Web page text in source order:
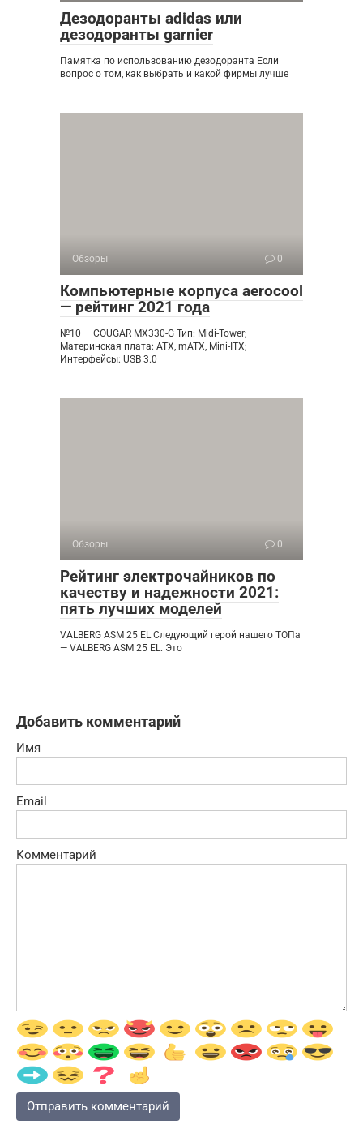
Дезодоранты adidas или
дезодоранты garnier
Памятка по использованию дезодоранта Если
вопрос о том, как выбрать и какой фирмы лучше
Обзоры 0
Компьютерные корпуса aerocool
— рейтинг 2021 года
№10 — COUGAR MX330-G Тип: Midi-Tower;
Материнская плата: ATX, mATX, Mini-ITX;
Интерфейсы: USB 3.0
Обзоры 0
Рейтинг электрочайников по
качеству и надежности 2021:
пять лучших моделей
VALBERG ASM 25 EL Следующий герой нашего ТОПа
— VALBERG ASM 25 EL. Это
Добавить комментарий
Имя
Email
Комментарий